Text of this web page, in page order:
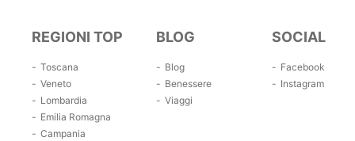
REGIONI TOP
Toscana
Veneto
Lombardia
Emilia Romagna
Campania
BLOG
Blog
Benessere
Viaggi
SOCIAL
Facebook
Instagram